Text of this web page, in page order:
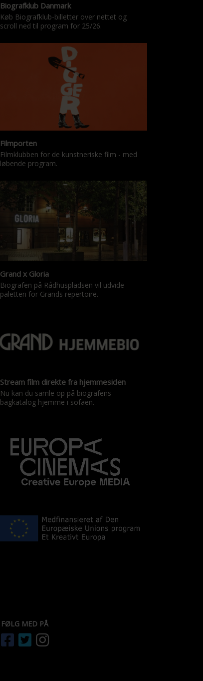
Biografklub Danmark
Køb Biografklub-billetter over nettet og
scroll ned til program for 25/26.
Filmporten
Filmklubben for de kunstneriske film - med
løbende program.
Grand x Gloria
Biografen på Rådhuspladsen vil udvide
paletten for Grands repertoire.
Stream film direkte fra hjemmesiden
Nu kan du samle op på biografens
bagkatalog hjemme i sofaen.
FØLG MED PÅ